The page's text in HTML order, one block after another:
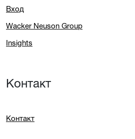
Вход
Wacker Neuson Group
Insights
Контакт
Контакт